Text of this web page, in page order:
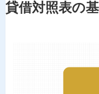
貸借対照表の